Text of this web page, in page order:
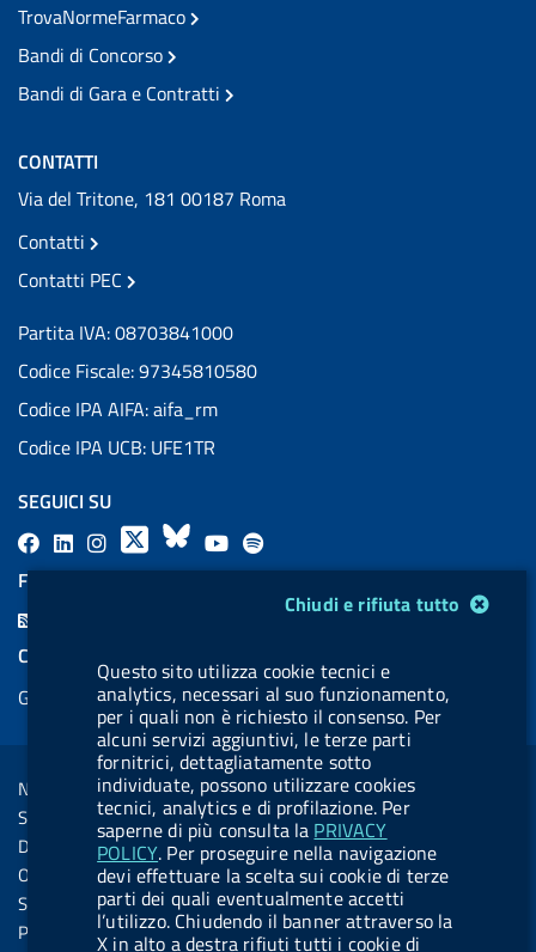
Chiudi e rifiuta tutto
Questo sito utilizza cookie tecnici e
analytics, necessari al suo funzionamento,
per i quali non è richiesto il consenso. Per
alcuni servizi aggiuntivi, le terze parti
fornitrici, dettagliatamente sotto
individuate, possono utilizzare cookies
tecnici, analytics e di profilazione. Per
saperne di più consulta la PRIVACY
POLICY. Per proseguire nella navigazione
devi effettuare la scelta sui cookie di terze
parti dei quali eventualmente accetti
l’utilizzo. Chiudendo il banner attraverso la
X in alto a destra rifiuti tutti i cookie di
TrovaNormeFarmaco
Bandi di Concorso
Bandi di Gara e Contratti
CONTATTI
Via del Tritone, 181 00187 Roma
Contatti
Contatti PEC
Partita IVA: 08703841000
Codice Fiscale: 97345810580
Codice IPA AIFA: aifa_rm
Codice IPA UCB: UFE1TR
SEGUICI SU
F
a
L
i
a
l
.
b
u
t
t
o
n
.
X
B
l
s
k
y
Y
o
u
b
e
l
a
l
.
b
u
t
t
o
n
FEED RSS
COOKIES
Gestione cookie
Sezione Link Utili
Note legali
Social Media Policy
Dichiarazione di accessibilità
Obiettivi di accessibilità
Statistiche sito
Privacy